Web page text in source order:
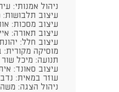
ניהול אמנותי:
עיצוב תלבושות:
עיצוב מסכות:
עיצוב תאורה:
עיצוב חלל:
מוסיקה מקורית:
תנועה: מיכל שור
עיצוב סאונד:
עוזר במאית:
ניהול הצגה: